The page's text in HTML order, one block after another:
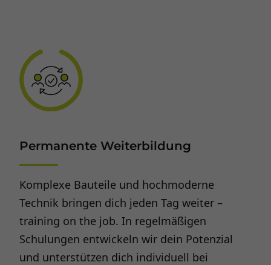
Permanente Weiterbildung
Komplexe Bauteile und hochmoderne
Technik bringen dich jeden Tag weiter –
training on the job. In regelmäßigen
Schulungen entwickeln wir dein Potenzial
und unterstützen dich individuell bei